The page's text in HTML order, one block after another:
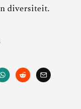
diversiteit.